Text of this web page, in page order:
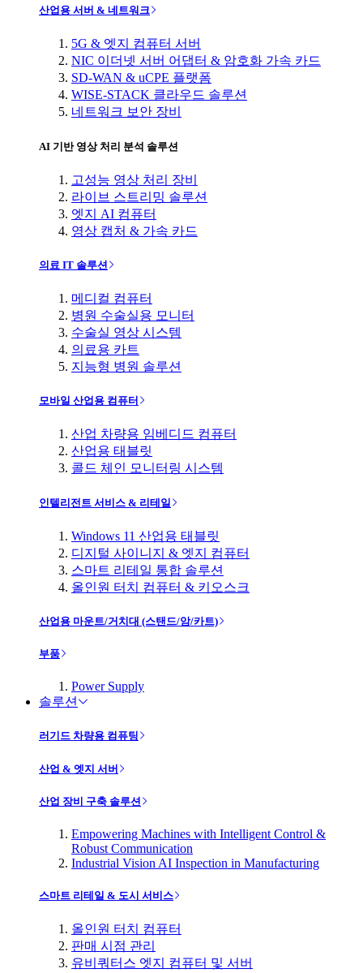
산업용 서버 & 네트워크
5G & 엣지 컴퓨터 서버
NIC 이더넷 서버 어댑터 & 암호화 가속 카드
SD-WAN & uCPE 플랫폼
WISE-STACK 클라우드 솔루션
네트워크 보안 장비
AI 기반 영상 처리 분석 솔루션
고성능 영상 처리 장비
라이브 스트리밍 솔루션
엣지 AI 컴퓨터
영상 캡처 & 가속 카드
의료 IT 솔루션
메디컬 컴퓨터
병원 수술실용 모니터
수술실 영상 시스템
의료용 카트
지능형 병원 솔루션
모바일 산업용 컴퓨터
산업 차량용 임베디드 컴퓨터
산업용 태블릿
콜드 체인 모니터링 시스템
인텔리전트 서비스 & 리테일
Windows 11 산업용 태블릿
디지털 사이니지 & 엣지 컴퓨터
스마트 리테일 통합 솔루션
올인원 터치 컴퓨터 & 키오스크
산업용 마운트/거치대 (스탠드/암/카트)
부품
Power Supply
솔루션
러기드 차량용 컴퓨팅
산업 & 엣지 서버
산업 장비 구축 솔루션
Empowering Machines with Intelligent Control &
Robust Communication
Industrial Vision AI Inspection in Manufacturing
스마트 리테일 & 도시 서비스
올인원 터치 컴퓨터
판매 시점 관리
유비쿼터스 엣지 컴퓨터 및 서버